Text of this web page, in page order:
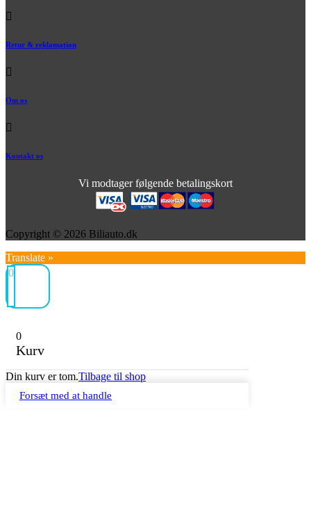
Retur & reklamation
Om os
Kontakt os
Vi modtager følgende betalingskort
Copyright © 2026 Biliauto.dk
Translate »
0
0
Kurv
Din kurv er tom.Tilbage til shop
Forsæt med at handle